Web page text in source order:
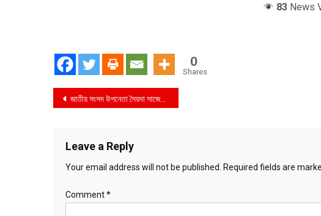
83 News
0
Shares
Post
জাতীয় সংসদ উপনেতা সৈয়দা সাজেদা চৌধুরী’র মৃত্যুতে শ্রম প্রতিমন্ত্রীর শোক
Leave a Reply
Your email address will not be published. Required fields are
Comment*